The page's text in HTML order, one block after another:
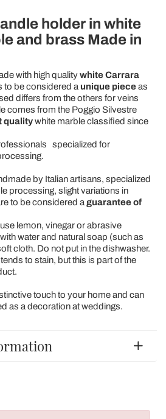
holder in white
and brass Made in
with high qualitywhite Carrara
to be considered a unique pieceas
differs from the others for veins
comes from the Poggio Silvestre
qualitywhite marble classified since
specialized for
by Italian artisans, specialized
processing, slight variations in
to be considered a guarantee of
lemon, vinegar or abrasive
water and natural soap (such as
cloth. Do not put in the dishwasher.
to stain, but this is part of the
touch to your home and can
as a decoration at weddings.